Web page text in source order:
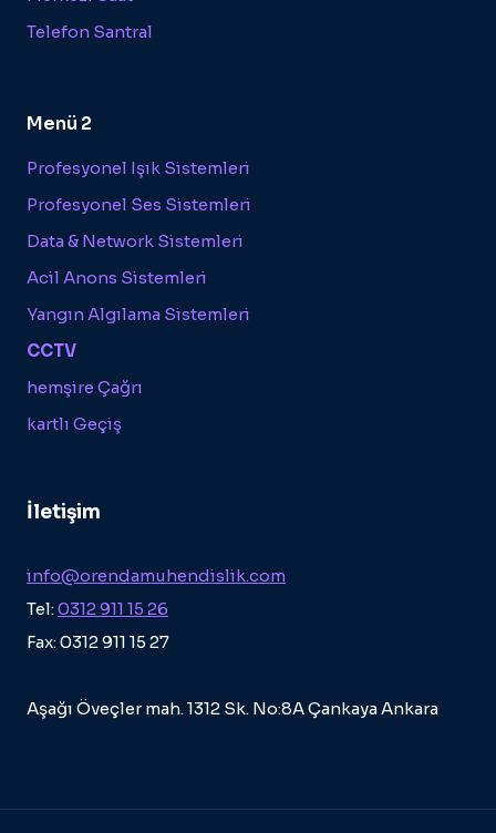
Telefon Santral
Menü 2
Profesyonel Işık Sistemleri
Profesyonel Ses Sistemleri
Data & Network Sistemleri
Acil Anons Sistemleri
Yangın Algılama Sistemleri
CCTV
hemşire Çağrı
kartlı Geçiş
İletişim
info@orendamuhendislik.com
Tel:0312 911 15 26
Fax: 0312 911 15 27
Aşağı Öveçler mah. 1312 Sk. No:8A Çankaya Ankara